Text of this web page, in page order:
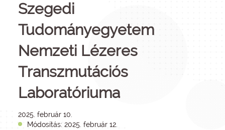
Szegedi
Tudományegyetem
Nemzeti Lézeres
Transzmutációs
Laboratóriuma
2025. február 10.
Módosítás: 2025. február 12.